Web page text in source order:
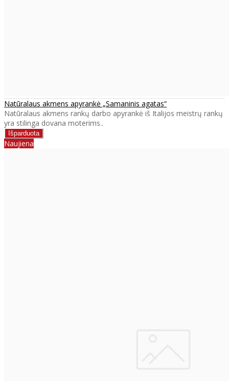
Natūralaus akmens apyrankė „Samaninis agatas“
Natūralaus akmens rankų darbo apyrankė iš Italijos meistrų rankų
yra stilinga dovana moterims..
Naujiena